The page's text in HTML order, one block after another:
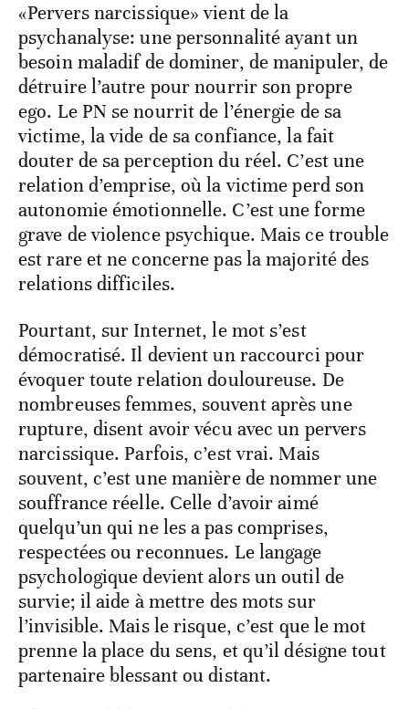
«Pervers narcissique» vient de la
psychanalyse: une personnalité ayant un
besoin maladif de dominer, de manipuler, de
détruire l’autre pour nourrir son propre
ego. Le PN se nourrit de l’énergie de sa
victime, la vide de sa confiance, la fait
douter de sa perception du réel. C’est une
relation d’emprise, où la victime perd son
autonomie émotionnelle. C’est une forme
grave de violence psychique. Mais ce trouble
est rare et ne concerne pas la majorité des
relations difficiles.
Pourtant, sur Internet, le mot s’est
démocratisé. Il devient un raccourci pour
évoquer toute relation douloureuse. De
nombreuses femmes, souvent après une
rupture, disent avoir vécu avec un pervers
narcissique. Parfois, c’est vrai. Mais
souvent, c’est une manière de nommer une
souffrance réelle. Celle d’avoir aimé
quelqu’un qui ne les a pas comprises,
respectées ou reconnues. Le langage
psychologique devient alors un outil de
survie; il aide à mettre des mots sur
l’invisible. Mais le risque, c’est que le mot
prenne la place du sens, et qu’il désigne tout
partenaire blessant ou distant.